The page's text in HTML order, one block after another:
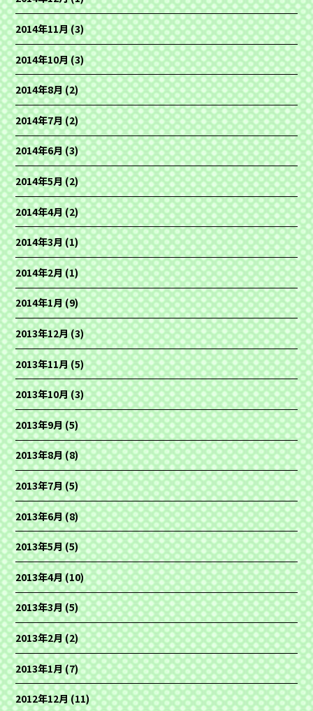
2014年11月(3)
2014年10月(3)
2014年8月(2)
2014年7月(2)
2014年6月(3)
2014年5月(2)
2014年4月(2)
2014年3月(1)
2014年2月(1)
2014年1月(9)
2013年12月(3)
2013年11月(5)
2013年10月(3)
2013年9月(5)
2013年8月(8)
2013年7月(5)
2013年6月(8)
2013年5月(5)
2013年4月(10)
2013年3月(5)
2013年2月(2)
2013年1月(7)
2012年12月(11)